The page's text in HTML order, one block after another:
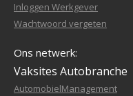
Inloggen Werkgever
Wachtwoord vergeten
Ons netwerk:
Vaksites Autobranche
AutomobielManagement